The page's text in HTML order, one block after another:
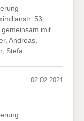
53,
mit
Andreas,
Stefa…
02.02.2021